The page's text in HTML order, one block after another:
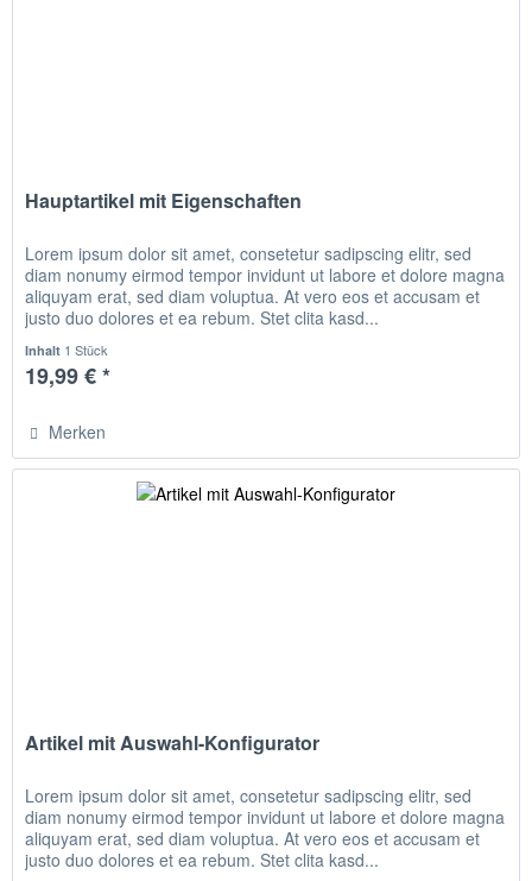
Hauptartikel mit Eigenschaften
Lorem ipsum dolor sit amet, consetetur sadipscing elitr, sed
diam nonumy eirmod tempor invidunt ut labore et dolore magna
aliquyam erat, sed diam voluptua. At vero eos et accusam et
justo duo dolores et ea rebum. Stet clita kasd...
Inhalt 1 Stück
19,99 € *
Merken
Artikel mit Auswahl-Konfigurator
Lorem ipsum dolor sit amet, consetetur sadipscing elitr, sed
diam nonumy eirmod tempor invidunt ut labore et dolore magna
aliquyam erat, sed diam voluptua. At vero eos et accusam et
justo duo dolores et ea rebum. Stet clita kasd...